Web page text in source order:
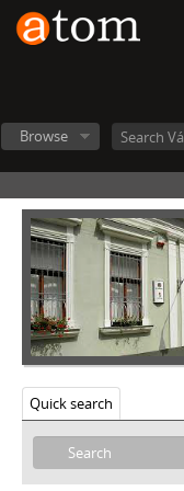
Browse
Quick search
[Fonds] 0003 - A
[Fonds]
[Fonds] 0007 -
[Fonds] 0010 - A
[Fonds]
[Fonds]
[Fonds] 0013 - A Pest-
[Fonds] 0014 - A
[Fonds]
a -
c -
d -